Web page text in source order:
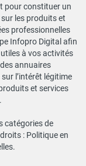
pour constituer un
les produits et
professionnelles
Infopro Digital afin
à vos activités
annuaires
l’intérêt légitime
et services
catégories de
: Politique en
.